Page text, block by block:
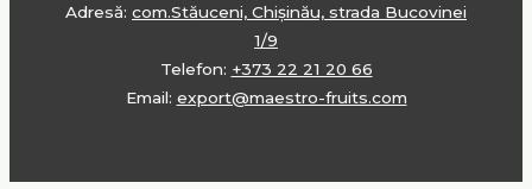
Adresă: com.Stăuceni, Chișinău, strada Bucovinei
1/9
Telefon: +373 22 21 20 66
Email: export@maestro-fruits.com